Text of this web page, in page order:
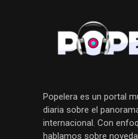
Popelera es un portal
diaria sobre el
internacional. Con
hablamos sobre